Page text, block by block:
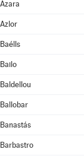
Azara
Azlor
Baélls
Bailo
Baldellou
Ballobar
Banastás
Barbastro